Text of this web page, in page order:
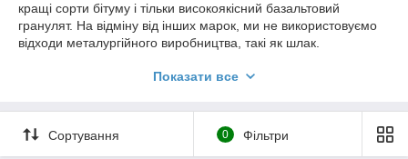
кращі сорти бітуму і тільки високоякісний базальтовий
гранулят. На відміну від інших марок, ми не використовуємо
відходи металургійного виробництва, такі як шлак.
укладання черепиці легкою і зручною. Гнучка черепиця
на ринку. Різноманітність кольорів і форм дозволять створити
воістину унікальний об'єкт, добре помітний в ряду інших.
Показати все
Сортування 0 Фільтри